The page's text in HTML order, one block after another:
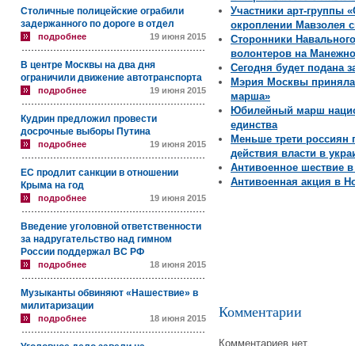
Столичные полицейские ограбили
задержанного по дороге в отдел
подробнее 19 июня 2015
В центре Москвы на два дня
ограничили движение автотранспорта
подробнее 19 июня 2015
Кудрин предложил провести
досрочные выборы Путина
подробнее 19 июня 2015
ЕС продлит санкции в отношении
Крыма на год
подробнее 19 июня 2015
Введение уголовной ответственности
за надругательство над гимном
России поддержал ВС РФ
подробнее 18 июня 2015
Музыканты обвиняют «Нашествие» в
милитаризации
подробнее 18 июня 2015
Участники арт-группы
окроплении Мавзолея
Сторонники
волонтеров на
Сегодня будет подана
Мэрия Москвы приняла
марша»
Юбилейный марш
единства
Меньше трети россиян
действия власти в
Антивоенное шествие
Антивоенная акция в
Комментарии
Комментариев нет.